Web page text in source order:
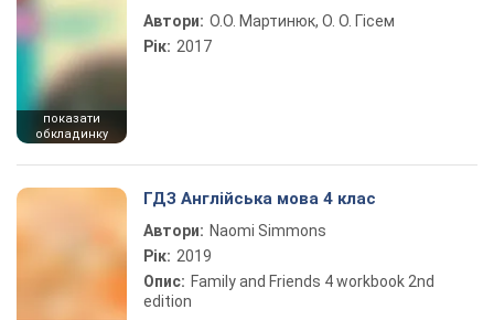
показати
обкладинку
Автори: О.О. Мартинюк, О. О. Гісем
Рік: 2017
ГДЗ Англійська мова 4 клас
Автори: Naomi Simmons
Рік: 2019
Опис: Family and Friends 4 workbook 2nd
edition